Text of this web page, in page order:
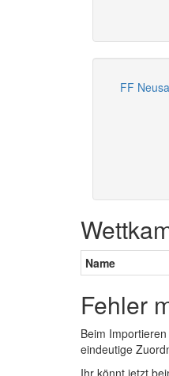
FF
Name
Fehler
Beim
eindeutige
Ihr könnt jetzt